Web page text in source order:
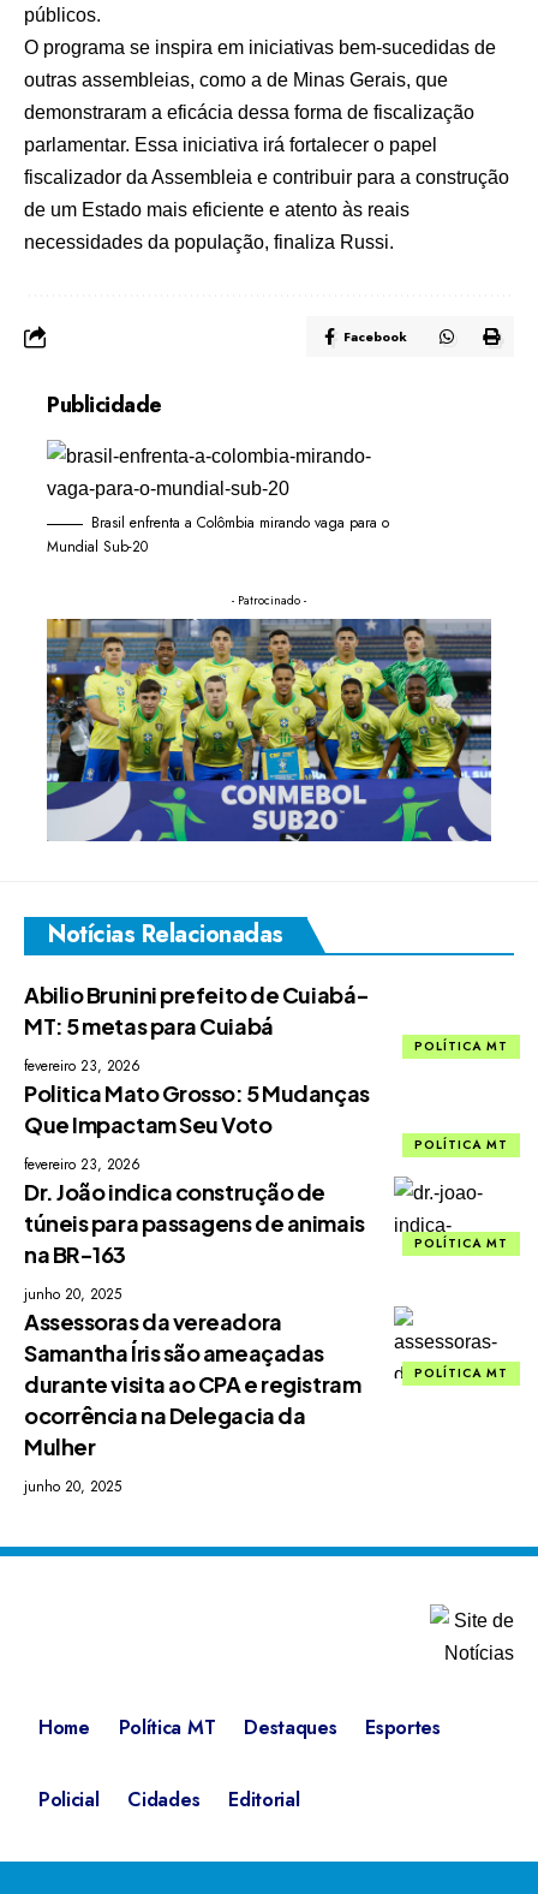
públicos.
O programa se inspira em iniciativas bem-sucedidas de
outras assembleias, como a de Minas Gerais, que
demonstraram a eficácia dessa forma de fiscalização
parlamentar. Essa iniciativa irá fortalecer o papel
fiscalizador da Assembleia e contribuir para a construção
de um Estado mais eficiente e atento às reais
necessidades da população, finaliza Russi.
Facebook
Publicidade
Brasil enfrenta a Colômbia mirando vaga para o
Mundial Sub-20
- Patrocinado -
Notícias Relacionadas
POLÍTICA MT
Abilio Brunini prefeito de Cuiabá-
MT: 5 metas para Cuiabá
fevereiro 23, 2026
POLÍTICA MT
Politica Mato Grosso: 5 Mudanças
Que Impactam Seu Voto
fevereiro 23, 2026
POLÍTICA MT
Dr. João indica construção de
túneis para passagens de animais
na BR-163
junho 20, 2025
POLÍTICA MT
Assessoras da vereadora
Samantha Íris são ameaçadas
durante visita ao CPA e registram
ocorrência na Delegacia da
Mulher
junho 20, 2025
Home Política MT Destaques Esportes
Policial Cidades Editorial